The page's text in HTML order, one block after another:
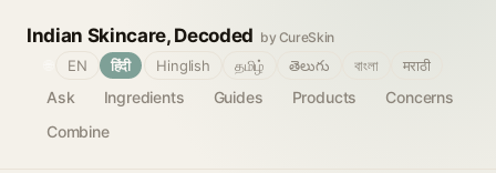
Indian Skincare, Decoded by CureSkin
Ask Ingredients Guides Products
Concerns
Combine
EN हिंदी Hinglish தமிழ் తెలుగు বাংলা मराठी